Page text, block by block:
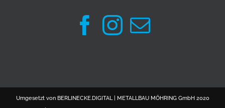
Umgesetzt von BERLINECKE.DIGITAL| METALLBAU MÖHRING GmbH 2020